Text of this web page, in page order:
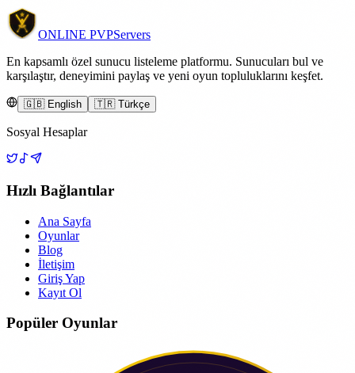
ONLINE PVPServers
En kapsamlı özel sunucu listeleme platformu. Sunucuları bul ve
karşılaştır, deneyimini paylaş ve yeni oyun topluluklarını keşfet.
🇬🇧 English 🇹🇷 Türkçe
Sosyal Hesaplar
Hızlı Bağlantılar
Ana Sayfa
Oyunlar
Blog
İletişim
Giriş Yap
Kayıt Ol
Popüler Oyunlar